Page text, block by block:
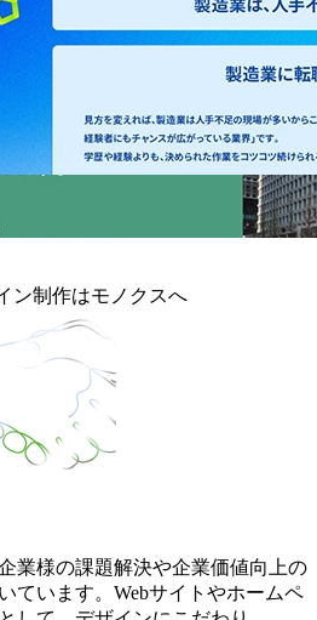
業様の課題解決や企業価値向上の
ています。Webサイトやホームペ